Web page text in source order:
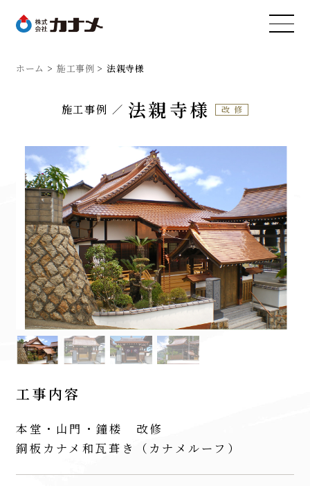
ホーム 施工事例 法親寺様
施工事例 法親寺様 改修
工事内容
本堂・山門・鐘楼 改修
銅板カナメ和瓦葺き（カナメルーフ）